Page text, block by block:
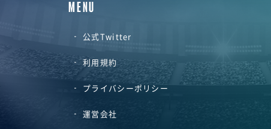
MENU
公式Twitter
利用規約
プライバシーポリシー
運営会社